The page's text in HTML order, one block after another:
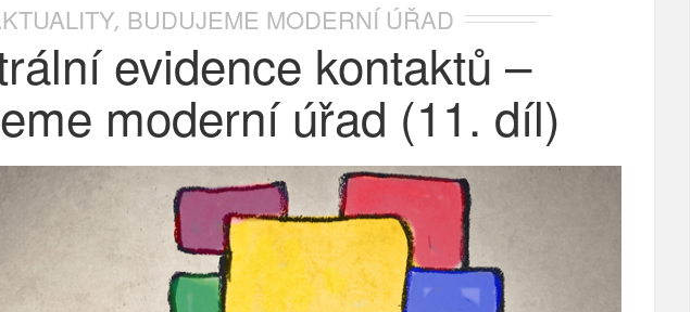
, BUDUJEME MODERNÍ ÚŘAD
evidence kontaktů –
moderní úřad (11. díl)